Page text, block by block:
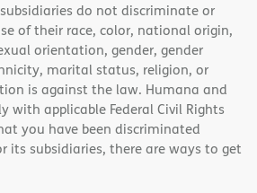
do not discriminate or
of their race, color, national origin,
orientation, gender, gender
marital status, religion, or
is against the law. Humana and
with applicable Federal Civil Rights
you have been discriminated
its subsidiaries, there are ways to get